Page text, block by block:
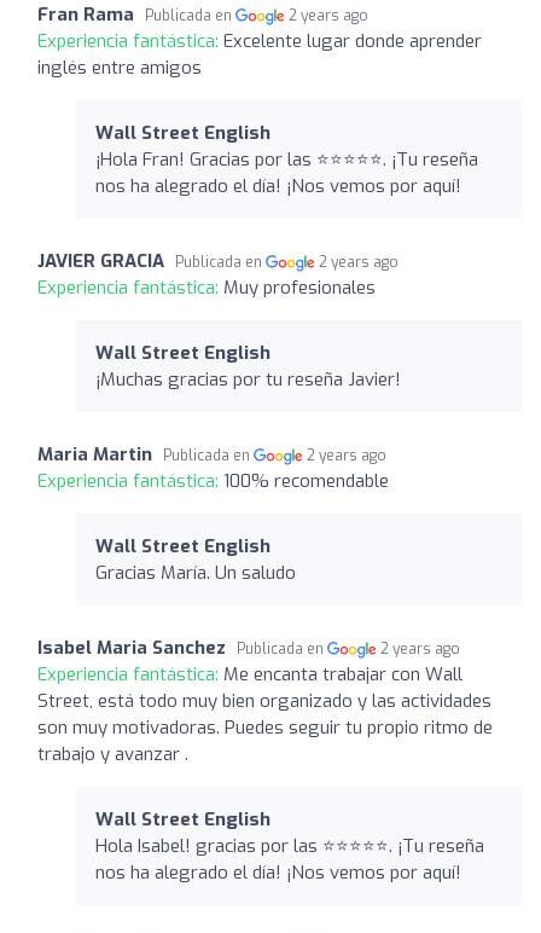
Fran Rama Publicada en 2 years ago
Experiencia fantástica: Excelente lugar donde aprender
inglés entre amigos
Wall Street English
¡Hola Fran! Gracias por las ⭐️⭐️⭐️⭐️⭐️. ¡Tu reseña
nos ha alegrado el día! ¡Nos vemos por aquí!
JAVIER GRACIA Publicada en 2 years ago
Experiencia fantástica: Muy profesionales
Wall Street English
¡Muchas gracias por tu reseña Javier!
Maria Martin Publicada en 2 years ago
Experiencia fantástica: 100% recomendable
Wall Street English
Gracias María. Un saludo
Isabel Maria Sanchez Publicada en 2 years ago
Experiencia fantástica: Me encanta trabajar con Wall
Street, está todo muy bien organizado y las actividades
son muy motivadoras. Puedes seguir tu propio ritmo de
trabajo y avanzar .
Wall Street English
Hola Isabel! gracias por las ⭐️⭐️⭐️⭐️⭐️. ¡Tu reseña
nos ha alegrado el día! ¡Nos vemos por aquí!